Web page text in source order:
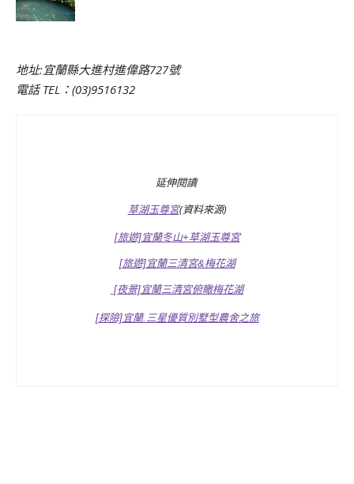
地址:宜蘭縣大進村進偉路727號
電話 TEL：(03)9516132
延伸閱讀
草湖玉尊宮(資料來源)
[旅遊]宜蘭冬山+草湖玉尊宮
[旅遊]宜蘭三清宮&梅花湖
[夜景]宜蘭三清宮俯瞰梅花湖
[探險]宜蘭.三星優質別墅型農舍之旅